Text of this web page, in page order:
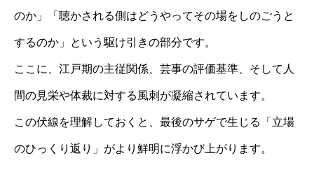
のか」「聴かされる側はどうやってその場をしのごうと
するのか」という駆け引きの部分です。
ここに、江戸期の主従関係、芸事の評価基準、そして人
間の見栄や体裁に対する風刺が凝縮されています。
この伏線を理解しておくと、最後のサゲで生じる「立場
のひっくり返り」がより鮮明に浮かび上がります。